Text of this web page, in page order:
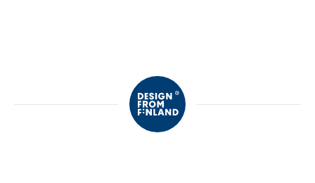
välikausirukkaset
, oranssi
välikausirukkaset
, vihreä
Koko: